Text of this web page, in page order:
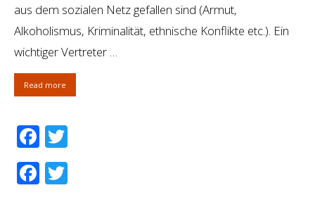
aus dem sozialen Netz gefallen sind (Armut,
Alkoholismus, Kriminalität, ethnische Konflikte etc.). Ein
wichtiger Vertreter …
Read more
Facebook
Facebook